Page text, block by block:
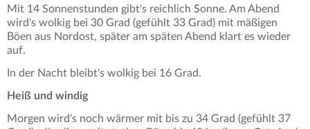
Mit 14 Sonnenstunden gibt's reichlich Sonne. Am Abend
wird's wolkig bei 30 Grad (gefühlt 33 Grad) mit mäßigen
Böen aus Nordost, später am späten Abend klart es wieder
auf.
In der Nacht bleibt's wolkig bei 16 Grad.
Heiß und windig
Morgen wird's noch wärmer mit bis zu 34 Grad (gefühlt 37